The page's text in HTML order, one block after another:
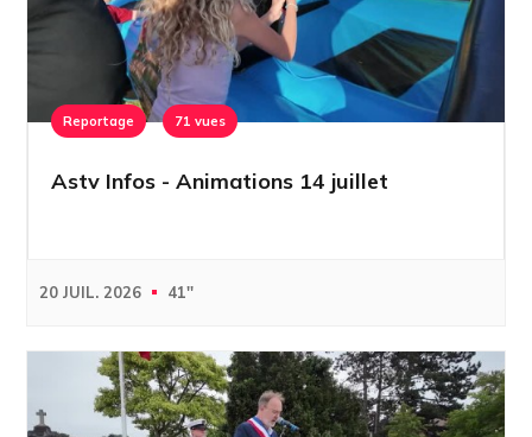
Reportage 71 vues
Astv Infos - Animations 14 juillet
20 JUIL. 2026 41''